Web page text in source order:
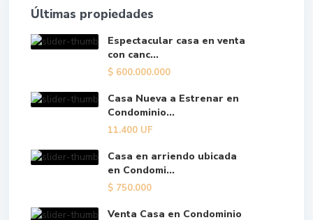
Últimas propiedades
Espectacular casa en venta
con canc...
$ 600.000.000
Casa Nueva a Estrenar en
Condominio...
11.400 UF
Casa en arriendo ubicada
en Condomi...
$ 750.000
Venta Casa en Condominio